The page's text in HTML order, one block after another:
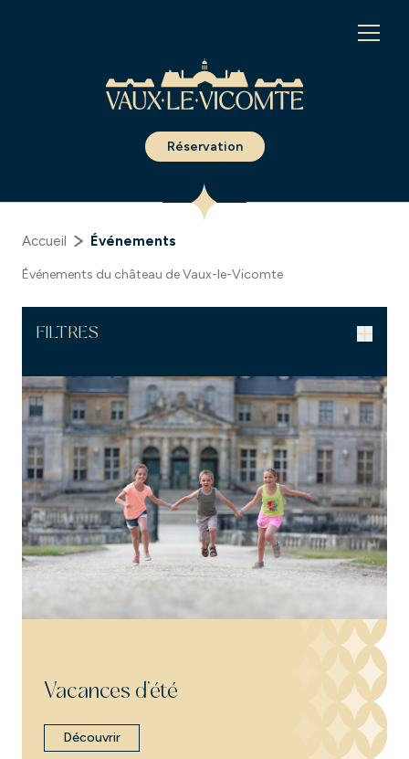
Réservation
Accueil Événements
Événements du château de Vaux-le-Vicomte
FILTRES
Vacances d’été
Découvrir